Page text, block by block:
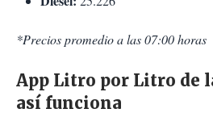
*Precios promedio a las 07:00 horas
App Litro por Litro de
así funciona